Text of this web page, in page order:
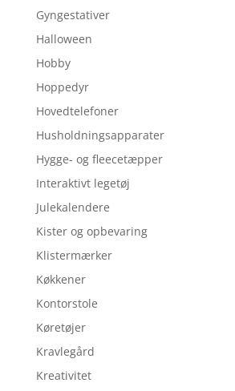
Gyngestativer
Halloween
Hobby
Hoppedyr
Hovedtelefoner
Husholdningsapparater
Hygge- og fleecetæpper
Interaktivt legetøj
Julekalendere
Kister og opbevaring
Klistermærker
Køkkener
Kontorstole
Køretøjer
Kravlegård
Kreativitet